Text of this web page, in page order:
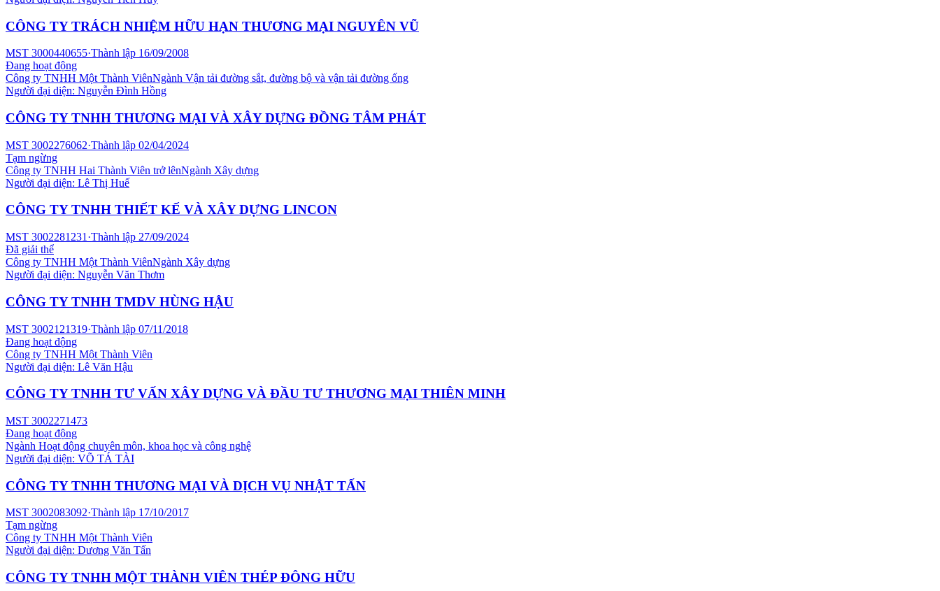
CÔNG TY TRÁCH NHIỆM HỮU HẠN THƯƠNG MẠI NGUYÊN VŨ
MST 3000440655·Thành lập 16/09/2008
Đang hoạt động
Công ty TNHH Một Thành ViênNgành Vận tải đường sắt, đường bộ và vận tải đường ống
Người đại diện: Nguyễn Đình Hồng
CÔNG TY TNHH THƯƠNG MẠI VÀ XÂY DỰNG ĐỒNG TÂM PHÁT
MST 3002276062·Thành lập 02/04/2024
Tạm ngừng
Công ty TNHH Hai Thành Viên trở lênNgành Xây dựng
Người đại diện: Lê Thị Huế
CÔNG TY TNHH THIẾT KẾ VÀ XÂY DỰNG LINCON
MST 3002281231 ·Thành lập 27/09/2024
Đã giải thể
Công ty TNHH Một Thành ViênNgành Xây dựng
Người đại diện: Nguyễn Văn Thơm
CÔNG TY TNHH TMDV HÙNG HẬU
MST 3002121319·Thành lập 07/11/2018
Đang hoạt động
Công ty TNHH Một Thành Viên
Người đại diện: Lê Văn Hậu
CÔNG TY TNHH TƯ VẤN XÂY DỰNG VÀ ĐẦU TƯ THƯƠNG MẠI THIÊN MINH
MST 3002271473
Đang hoạt động
Ngành Hoạt động chuyên môn, khoa học và công nghệ
Người đại diện: VÕ TÁ TÀI
CÔNG TY TNHH THƯƠNG MẠI VÀ DỊCH VỤ NHẬT TẤN
MST 3002083092·Thành lập 17/10/2017
Tạm ngừng
Công ty TNHH Một Thành Viên
Người đại diện: Dương Văn Tấn
CÔNG TY TNHH MỘT THÀNH VIÊN THÉP ĐÔNG HỮU